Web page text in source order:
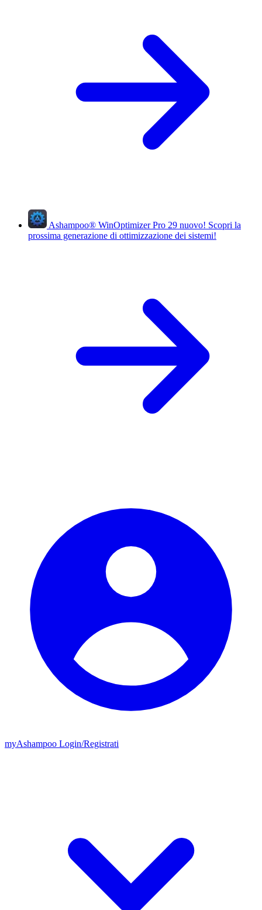
Ashampoo® WinOptimizer Pro 29 nuovo! Scopri la
prossima generazione di ottimizzazione dei sistemi!
myAshampoo Login/Registrati